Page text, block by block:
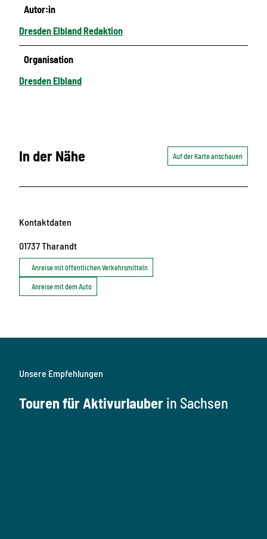
Autor:in
Dresden Elbland Redaktion
Organisation
Dresden Elbland
In der Nähe Auf der Karte anschauen
Kontaktdaten
01737Tharandt
Anreise mit öffentlichen Verkehrsmitteln
Anreise mit dem Auto
Unsere Empfehlungen
Touren für Aktivurlauber in Sachsen